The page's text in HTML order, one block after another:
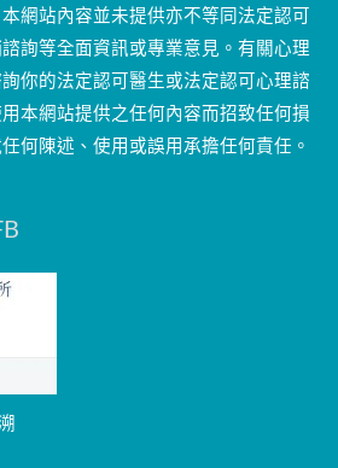
網站內容並未提供亦不等同法定認可
詢等全面資訊或專業意見。有關心理
你的法定認可醫生或法定認可心理諮
本網站提供之任何內容而招致任何損
何陳述、使用或誤用承擔任何責任。